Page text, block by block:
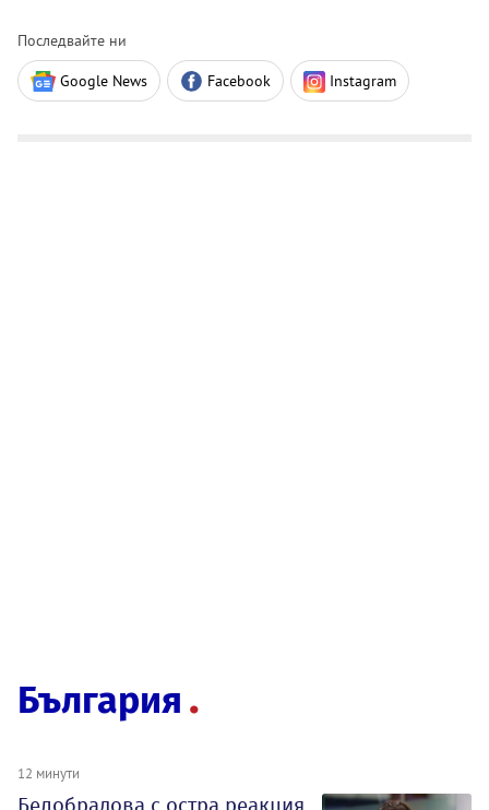
Последвайте ни
Google News Facebook Instagram
България
12 минути